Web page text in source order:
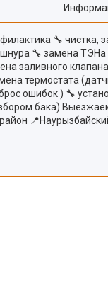
🔧 чистка,
🔧 замена
заливного
термостата
ошибок ) 🔧
бака)